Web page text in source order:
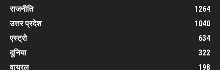
राजनीति
1264
उत्तर प्रदेश
1040
एस्ट्रो
634
दुनिया
322
वायरल
198